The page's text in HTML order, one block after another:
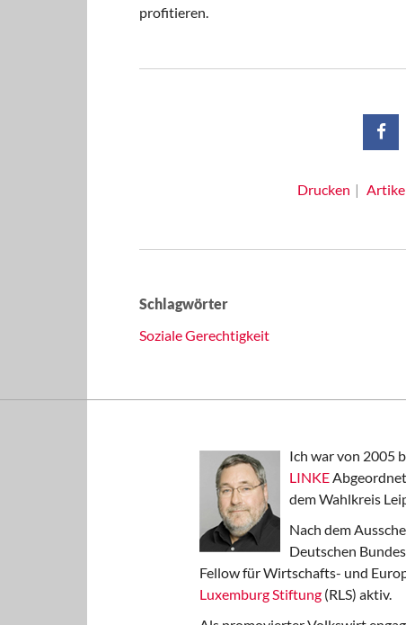
profitieren.
Drucken
Schlagwörter
Soziale Gerechtigkeit
Ich war von 2005
LINKE
dem Wahlkreis
Nach dem
Deutschen
Fellow für Wirtschafts- und
Luxemburg Stiftung (RLS) aktiv.